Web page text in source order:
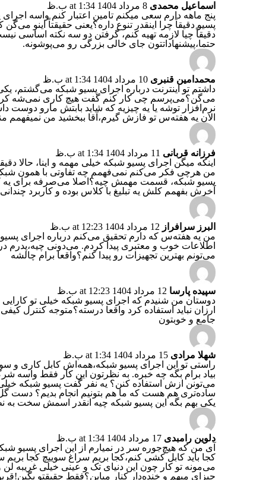
اسماعیل محمدی 8 مرداد 1404 at 1:34 ب.ظ
پنج ماهه دارم سعی میکنم تامین اعتبار کنم واسه
پسیو دقیقاً چرا اینقدر تنوع داره؟یعنی حقیقتاً اینو
دقیقاً چیا لازمه تهیه کنم، گرفتن دو سه نکته اساسی
حتما،پیشنهاداتتون جای خالی بزرگی رو می‌پوشونه.
محمدامین قنبری 10 مرداد 1404 at 1:34 ب.ظ
داشتم تو اینترنت درباره اجرای پسیو شبکه
می‌گن؟می‌پرسم چی کار کنم گفت هیچ کاری نمی‌شه
نرم‌افزار توشه یا یه چیزیه که شاید بابتش مارو
الان یه هفته‌س تو فازش گیرم،آقا ببخشید من نمیفهمم
فرزانه قربانی 11 مرداد 1404 at 1:34 ب.ظ
اینکه میگن اجرای پسیو شبکه خیلی مهمه و اینا، حالا
من هرچی فکر می‌کنم نمی‌فهمم چه تفاوتی با همون
پسیو شبکه، قسمت مهمش چیه؟اصلا می‌صرفه برای یه
آخرش بفهمم کلش یه تبلیغ با کلاس بوده و کاربرد
البرز سرافراز 12 مرداد 1404 at 12:23 ب.ظ
من یه هفته‌س که دارم تحقیق می‌کنم درباره اجرای
اطلاعات خوب و معتبری پیدا کردم. می‌دونی چیه،پدرم
می‌تونم بهترین تجهیزات رو پیدا کنم؟واقعا برام چالشه
سپیده پارسا 12 مرداد 1404 at 12:23 ب.ظ
دوستان من شنیدم که اجرای پسیو شبکه خیلی تو کارایی
ارزان نباید استفاده کرد واقعا درسته؟متوجه کنترل
جامع و خوبتون
شهلا مرادی 15 مرداد 1404 at 1:34 ب.ظ
راستی تو این اجرای پسیو شبکه،همه‌اش کابل کاری و
بیاد برام بگه چه خبره. به نظرتون این کار فقط واسه
می‌تونن ازش استفاده کنن؟ یه نفر گفت پسیو شبکه خیلی
ساده‌تری هم هست که ما هم بتونیم انجام بدیم؟ دست
یکی بهم بگه این پسیو شبکه چیه انقدر اسمش سخت به
دلوین رامبدی 17 مرداد 1404 at 1:34 ب.ظ
آی من که هیچ‌جوره سر در نمیارم از این اجرای پسیو
کجا باید کابل کشی کنم،کجا بریم سراغ سوییچ کجا بریم
می‌مونه تو کار چون این دنیای تک و عینی خیلی غریبه
چیزای مبهم و خنده‌دار کنار میاین؟فقط حقیقتو